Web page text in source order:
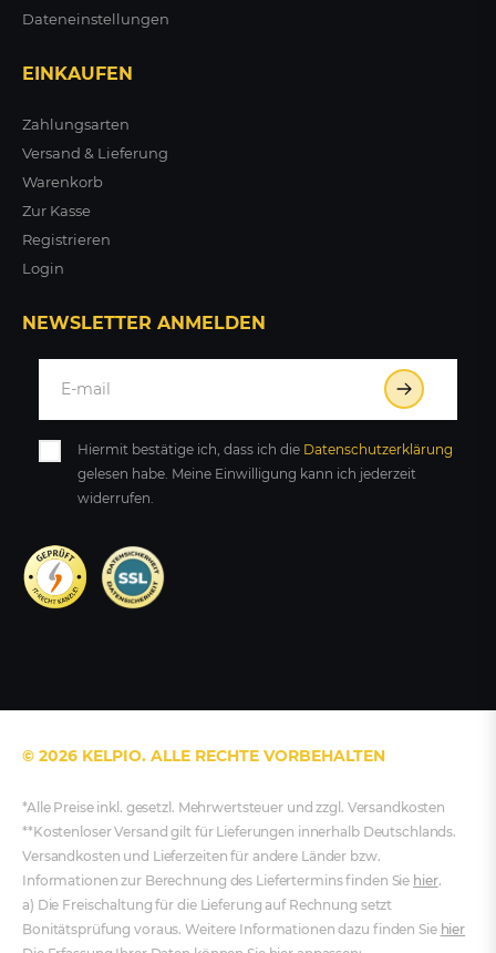
Dateneinstellungen
EINKAUFEN
Zahlungsarten
Versand & Lieferung
Warenkorb
Zur Kasse
Registrieren
Login
NEWSLETTER ANMELDEN
Hiermit bestätige ich, dass ich die Daten­schutz­erklärung
gelesen habe. Meine Einwilligung kann ich jederzeit
widerrufen.
© 2026 KELPIO. ALLE RECHTE VORBEHALTEN
*Alle Preise inkl. gesetzl. Mehrwertsteuer und zzgl. Versandkosten
**Kostenloser Versand gilt für Lieferungen innerhalb Deutschlands.
Versandkosten und Lieferzeiten für andere Länder bzw.
Informationen zur Berechnung des Liefertermins finden Sie hier.
a) Die Freischaltung für die Lieferung auf Rechnung setzt
Bonitätsprüfung voraus. Weitere Informationen dazu finden Sie hier